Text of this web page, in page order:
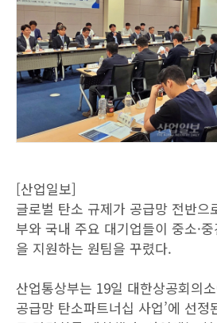
[산업일보]
글로벌 탄소 규제가 공급망 전반으
부와 국내 주요 대기업들이 중소·
을 지원하는 원팀을 꾸렸다.
산업통상부는 19일 대한상공회의
공급망 탄소파트너십 사업’에 선